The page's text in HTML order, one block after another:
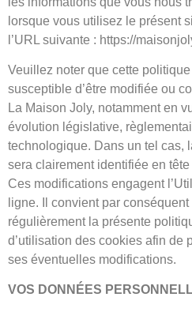
lorsque vous utilisez le présent
l’URL suivante : https://
Veuillez noter que cette
susceptible d’être modifiée ou
La Maison Joly, notamment en
évolution législative,
technologique. Dans un tel cas,
sera clairement identifiée en
Ces modifications engagent
ligne. Il convient par
régulièrement la présente
d’utilisation des cookies afin de
ses éventuelles modifications.
VOS DONNÉES